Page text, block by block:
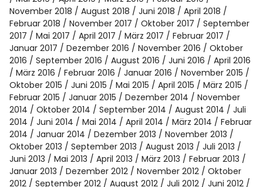
November 2018
August 2018 Juni 2018
April 2018
Februar 2018
November 2017 Oktober 2017
September
2017
Mai 2017 April 2017 März 2017
Februar 2017
Januar 2017
Dezember 2016 November 2016
Oktober
2016
September 2016 August 2016 Juni 2016
April 2016
März 2016
Februar 2016 Januar 2016
November 2015
Oktober 2015
Juni 2015 Mai 2015 April 2015
März 2015
Februar 2015
Januar 2015 Dezember 2014
November
2014
Oktober 2014 September 2014 August 2014
Juli
2014
Juni 2014 Mai 2014 April 2014 März 2014
Februar
2014
Januar 2014 Dezember 2013
November 2013
Oktober 2013
September 2013 August 2013
Juli 2013
Juni 2013
Mai 2013 April 2013 März 2013
Februar 2013
Januar 2013
Dezember 2012 November 2012
Oktober
2012
September 2012 August 2012 Juli 2012
Juni 2012